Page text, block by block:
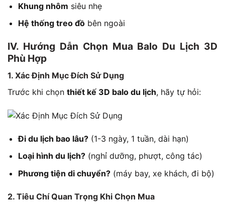
Khung nhôm siêu nhẹ
Hệ thống treo đồbên ngoài
IV. Hướng Dẫn Chọn Mua Balo Du Lịch 3D
Phù Hợp
1. Xác Định Mục Đích Sử Dụng
Trước khi chọn thiết kế 3D balo du lịch, hãy tự hỏi:
Đi du lịch bao lâu?(1-3 ngày, 1 tuần, dài hạn)
Loại hình du lịch?(nghỉ dưỡng, phượt, công tác)
Phương tiện di chuyển?(máy bay, xe khách, đi bộ)
2. Tiêu Chí Quan Trọng Khi Chọn Mua